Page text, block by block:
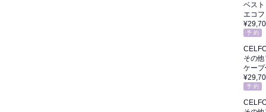
ベスト
エコ
予 約
その
ケー
予 約